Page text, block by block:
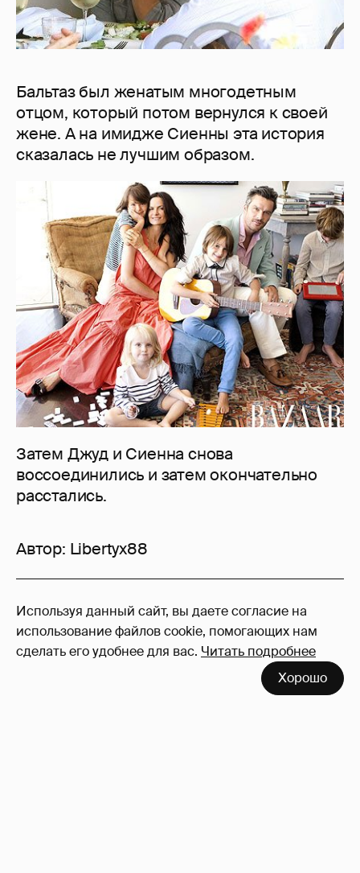
Используя данный сайт, вы даете согласие на
использование файлов cookie, помогающих нам
сделать его удобнее для вас. Читать подробнее
Хорошо
Бальтаз был женатым многодетным
отцом, который потом вернулся к своей
жене. А на имидже Сиенны эта история
сказалась не лучшим образом.
Затем Джуд и Сиенна снова
воссоединились и затем окончательно
расстались.
Автор: Libertyx88
51
Войдите в аккаунт, чтобы читать и
оставлять комментарии